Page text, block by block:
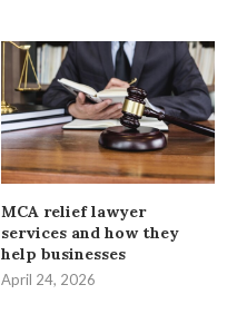
MCA relief lawyer
services and how they
help businesses
April 24, 2026